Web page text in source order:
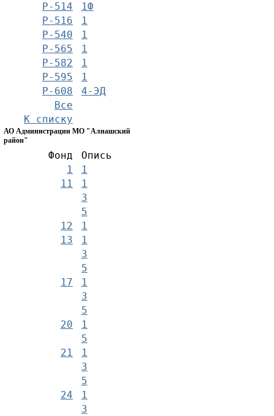
Р-514
1Ф
Р-516
1
Р-540
1
Р-565
1
Р-582
1
Р-595
1
Р-608
4-ЭД
Все
К списку
АО Администрации МО "Алнашский
район"
Фонд
Опись
1
1
11
1
3
5
12
1
13
1
3
5
17
1
3
5
20
1
5
21
1
3
5
24
1
3